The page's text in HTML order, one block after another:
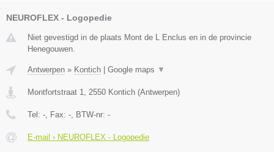
NEUROFLEX - Logopedie
Niet gevestigd in de plaats Mont de L Enclus en in de provincie
Henegouwen.
Antwerpen » Kontich | Google maps ▼
Montfortstraat 1 2550 Kontich (Antwerpen)
Tel: - , Fax: - , BTW-nr: -
E-mail › NEUROFLEX - Logopedie